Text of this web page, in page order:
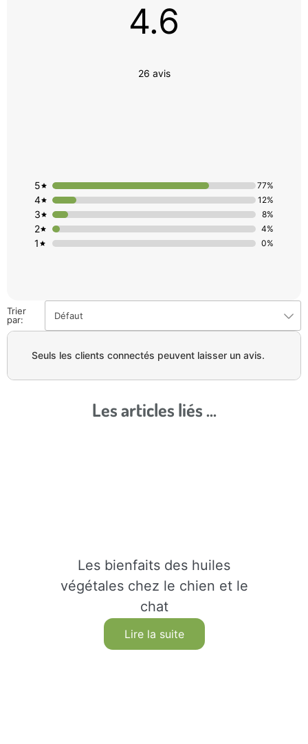
4.6
26 avis
1 0%
2 4%
3 8%
4 12%
5 77%
Trier
par:
Défaut
Seuls les clients connectés peuvent laisser un avis.
Les articles liés ...
Les bienfaits des huiles
végétales chez le chien et le
chat
Lire la suite